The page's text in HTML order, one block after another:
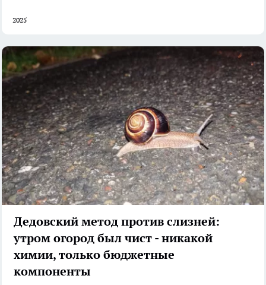
2025
Дедовский метод против слизней:
утром огород был чист - никакой
химии, только бюджетные
компоненты